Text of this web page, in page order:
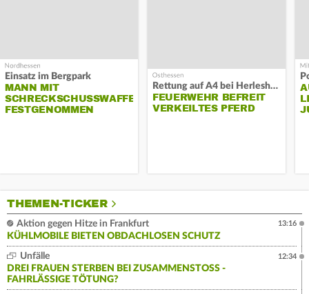
Einsatz im Bergpark
MANN MIT
SCHRECKSCHUSSWAFFE
FESTGENOMMEN
Rettung auf A4 bei Herleshausen
FEUERWEHR BEFREIT
VERKEILTES PFERD
THEMEN-TICKER
Aktion gegen Hitze in Frankfurt
KÜHLMOBILE BIETEN OBDACHLOSEN SCHUTZ
13:16
Unfälle
DREI FRAUEN STERBEN BEI ZUSAMMENSTOSS - F
AHRLÄSSIGE TÖTUNG?
12:34